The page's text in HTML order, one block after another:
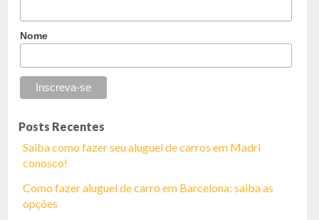
Nome
Posts Recentes
Saiba como fazer seu aluguel de carros em Madri
conosco!
Como fazer aluguel de carro em Barcelona: saiba as
opções